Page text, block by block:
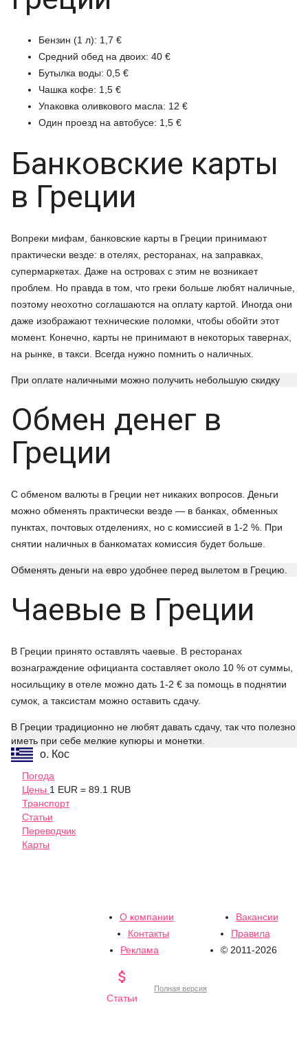
Бензин (1 л): 1,7 €
Средний обед на двоих: 40 €
Бутылка воды: 0,5 €
Чашка кофе: 1,5 €
Упаковка оливкового масла: 12 €
Один проезд на автобусе: 1,5 €
Банковские карты
в Греции
Вопреки мифам, банковские карты в Греции принимают
практически везде: в отелях, ресторанах, на заправках,
супермаркетах. Даже на островах с этим не возникает
проблем. Но правда в том, что греки больше любят наличные,
поэтому неохотно соглашаются на оплату картой. Иногда они
даже изображают технические поломки, чтобы обойти этот
момент. Конечно, карты не принимают в некоторых тавернах,
на рынке, в такси. Всегда нужно помнить о наличных.
При оплате наличными можно получить небольшую скидку
Обмен денег в
Греции
С обменом валюты в Греции нет никаких вопросов. Деньги
можно обменять практически везде — в банках, обменных
пунктах, почтовых отделениях, но с комиссией в 1-2 %. При
снятии наличных в банкоматах комиссия будет больше.
Обменять деньги на евро удобнее перед вылетом в Грецию.
Чаевые в Греции
В Греции принято оставлять чаевые. В ресторанах
вознаграждение официанта составляет около 10 % от суммы,
носильщику в отеле можно дать 1-2 € за помощь в поднятии
сумок, а таксистам можно оставить сдачу.
В Греции традиционно не любят давать сдачу, так что полезно
иметь при себе мелкие купюры и монетки.
о. Кос
Погода
Цены 1 EUR = 89.1 RUB
Транспорт
Статьи
Переводчик
Карты
О компании
Вакансии
Контакты
Правила
Реклама
© 2011-2026

Статьи
Полная версия